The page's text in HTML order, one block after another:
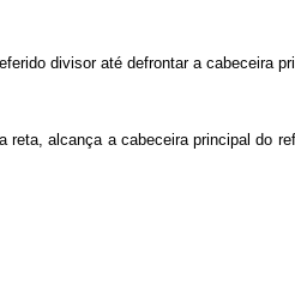
divisor até defrontar a cabeceira
alcança a cabeceira principal do